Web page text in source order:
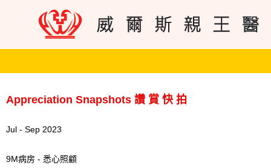
Appreciation Snapshots 讚 賞 快 拍
Jul - Sep 2023
9M病房 - 悉心照顧